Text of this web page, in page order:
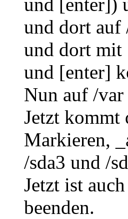
und [enter])
und dort auf
und dort mit
und [enter]
Nun auf /var
Jetzt kommt
Markieren,
/sda3 und /
Jetzt ist
beenden.